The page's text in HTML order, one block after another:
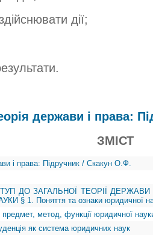
дії;
держави і права:
ЗМІСТ
і права: Підручник / Скакун О.Ф.
ДО ЗАГАЛЬНОЇ ТЕОРІЇ
§ 1. Поняття та ознаки юридичної
метод, функції юридичної
як система юридичних наук